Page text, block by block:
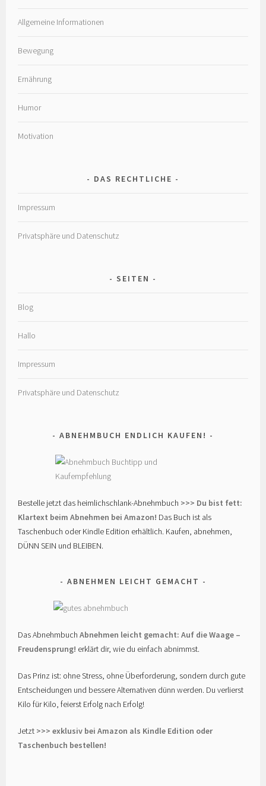
Allgemeine Informationen
Bewegung
Ernährung
Humor
Motivation
DAS RECHTLICHE
Impressum
Privatsphäre und Datenschutz
SEITEN
Blog
Hallo
Impressum
Privatsphäre und Datenschutz
ABNEHMBUCH ENDLICH KAUFEN!
Bestelle jetzt das heimlichschlank-Abnehmbuch >>> Du bist fett:
Klartext beim Abnehmen bei Amazon! Das Buch ist als
Taschenbuch oder Kindle Edition erhältlich. Kaufen, abnehmen,
DÜNN SEIN und BLEIBEN.
ABNEHMEN LEICHT GEMACHT
Das AbnehmbuchAbnehmen leicht gemacht: Auf die Waage –
Freudensprung! erklärt dir, wie du einfach abnimmst.
Das Prinz ist: ohne Stress, ohne Überforderung, sondern durch gute
Entscheidungen und bessere Alternativen dünn werden. Du verlierst
Kilo für Kilo, feierst Erfolg nach Erfolg!
Jetzt >>> exklusiv bei Amazon als Kindle Edition oder
Taschenbuch bestellen!